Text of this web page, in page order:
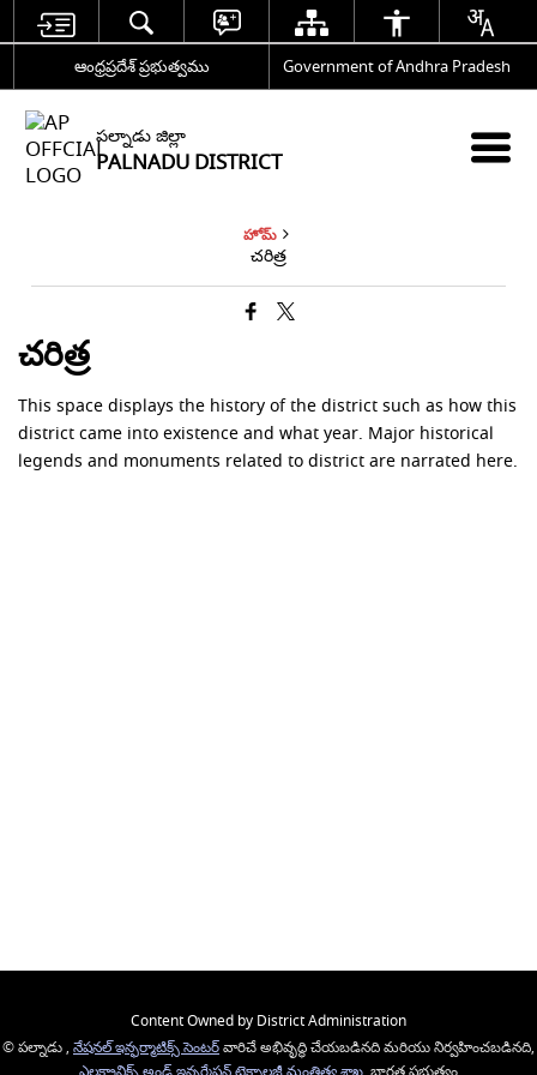
ఆంధ్రప్రదేశ్ ప్రభుత్వము Government of Andhra Pradesh
పల్నాడు జిల్లా
PALNADU DISTRICT
హోమ్
చరిత్ర
చరిత్ర
This space displays the history of the district such as how this
district came into existence and what year. Major historical
legends and monuments related to district are narrated here.
Content Owned by District Administration
© పల్నాడు , నేషనల్ ఇన్ఫర్మాటిక్స్ సెంటర్వారిచే అభివృద్ధి చేయబడినది మరియు నిర్వహించబడినది,